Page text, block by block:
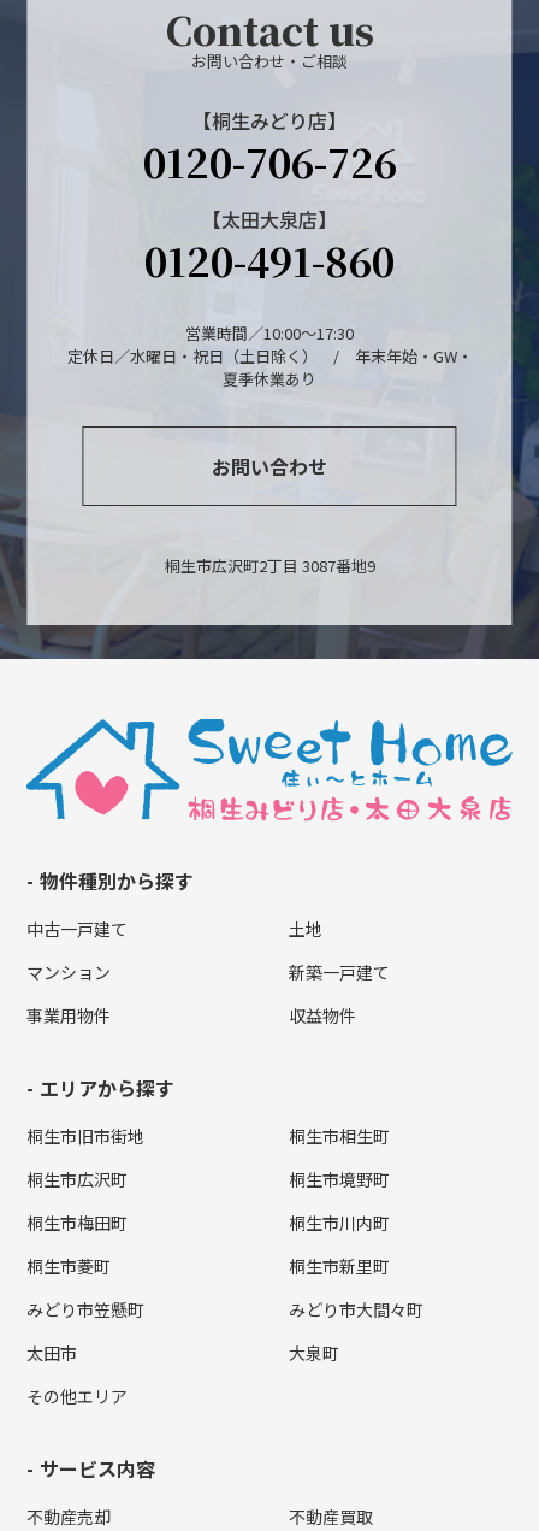
Contact us
お問い合わせ・ご相談
【桐生みどり店】
0120-706-726
【太田大泉店】
0120-491-860
営業時間／10:00～17:30
定休日／水曜日・祝日（土日除く） / 年末年始・GW・
夏季休業あり
お問い合わせ
桐生市広沢町2丁目 3087番地9
物件種別から探す
中古一戸建て
土地
マンション
新築一戸建て
事業用物件
収益物件
エリアから探す
桐生市旧市街地
桐生市相生町
桐生市広沢町
桐生市境野町
桐生市梅田町
桐生市川内町
桐生市菱町
桐生市新里町
みどり市笠懸町
みどり市大間々町
太田市
大泉町
その他エリア
サービス内容
不動産売却 不動産買取